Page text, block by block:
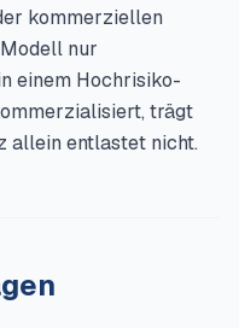
kommerziellen
nur
einem Hochrisiko-
trägt
allein entlastet nicht.